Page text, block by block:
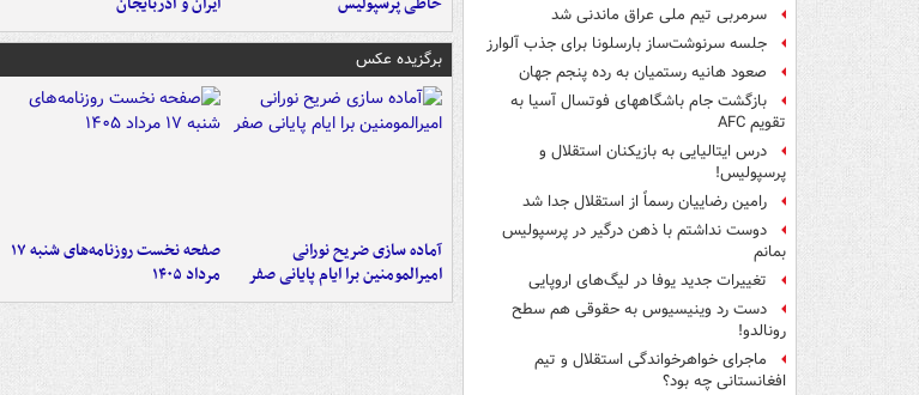
سرمربی تیم ملی عراق ماندنی شد
جلسه سرنوشت‌ساز بارسلونا برای جذب آلوارز
صعود هانیه رستمیان به رده پنجم جهان
بازگشت جام باشگاههای فوتسال آسیا به
تقویم AFC
درس ایتالیایی‌ به بازیکنان استقلال و
پرسپولیس!
رامین رضاییان رسماً از استقلال جدا شد
دوست نداشتم با ذهن درگیر در پرسپولیس
بمانم
تغییرات جدید یوفا در لیگ‌های اروپایی
دست رد وینیسیوس به حقوقی هم سطح
رونالدو!
ماجرای خواهرخواندگی استقلال و تیم
افغانستانی چه بود؟
برگزیده عکس
آماده سازی ضریح نورانی
امیرالمومنین برا ایام پایانی صفر
صفحه نخست روزنامه‌های شنبه ۱۷
مرداد ۱۴۰۵